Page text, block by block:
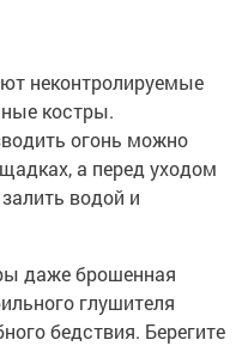
неконтролируемые
костры.
огонь можно
а перед уходом
водой и
даже брошенная
глушителя
бедствия. Берегите